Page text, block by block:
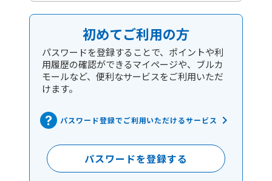
初めてご利用の方
パスワードを登録することで、ポイントや利
用履歴の確認ができるマイページや、ブルカ
モールなど、便利なサービスをご利用いただ
けます。
パスワード登録でご利用いただけるサービス keyboard_arrow_right
パスワードを登録する